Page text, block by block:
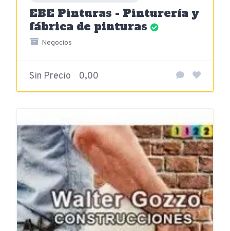
EBE Pinturas - Pinturería y
fábrica de pinturas
Negocios
Sin Precio 0,00